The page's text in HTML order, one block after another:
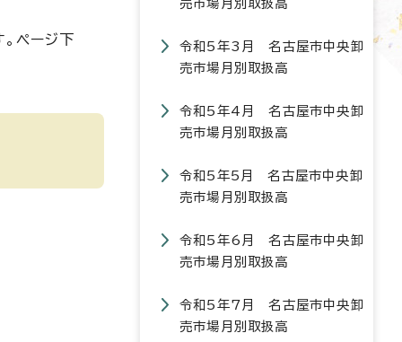
ページ下
売市場月別取扱高
令和5年3月 名古屋市中央卸
売市場月別取扱高
令和5年4月 名古屋市中央卸
売市場月別取扱高
令和5年5月 名古屋市中央卸
売市場月別取扱高
令和5年6月 名古屋市中央卸
売市場月別取扱高
令和5年7月 名古屋市中央卸
売市場月別取扱高